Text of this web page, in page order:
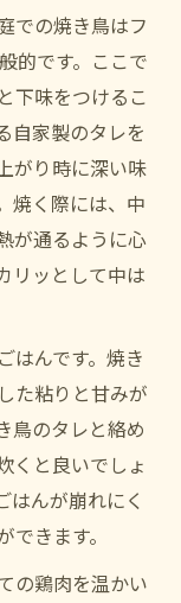
での焼き鳥はフ
的です。ここで
下味をつけるこ
自家製のタレを
がり時に深い味
焼く際には、中
が通るように心
リッとして中は
はんです。焼き
た粘りと甘みが
鳥のタレと絡め
くと良いでしょ
はんが崩れにく
きます。
の鶏肉を温かい